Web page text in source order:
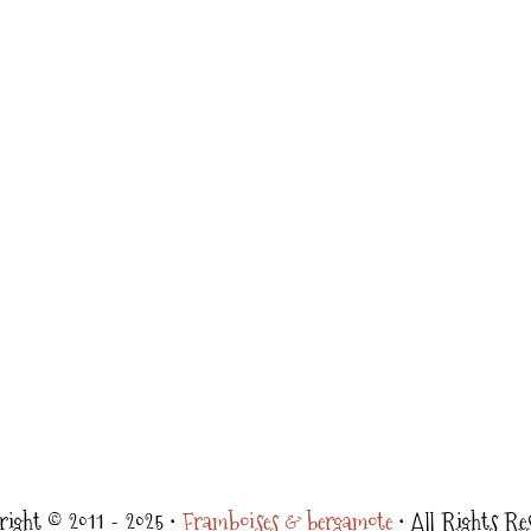
© 2011 - 2025 • Framboises & bergamote • All Rights